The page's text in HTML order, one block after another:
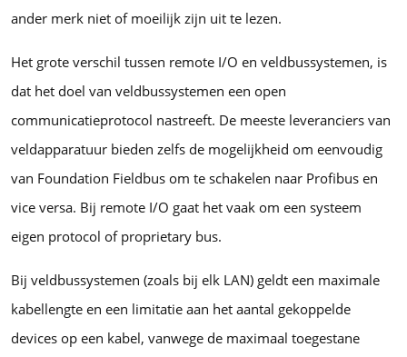
ander merk niet of moeilijk zijn uit te lezen.
Het grote verschil tussen remote I/O en veldbussystemen, is
dat het doel van veldbussystemen een open
communicatieprotocol nastreeft. De meeste leveranciers van
veldapparatuur bieden zelfs de mogelijkheid om eenvoudig
van Foundation Fieldbus om te schakelen naar Profibus en
vice versa. Bij remote I/O gaat het vaak om een systeem
eigen protocol of proprietary bus.
Bij veldbussystemen (zoals bij elk LAN) geldt een maximale
kabellengte en een limitatie aan het aantal gekoppelde
devices op een kabel, vanwege de maximaal toegestane